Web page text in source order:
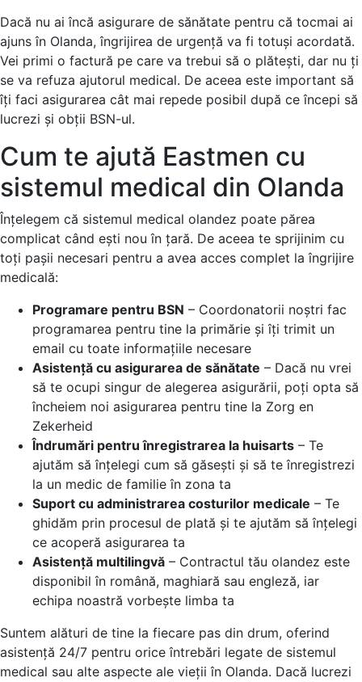
Dacă nu ai încă asigurare de sănătate pentru că tocmai ai
ajuns în Olanda, îngrijirea de urgență va fi totuși acordată.
Vei primi o factură pe care va trebui să o plătești, dar nu ți
se va refuza ajutorul medical. De aceea este important să
îți faci asigurarea cât mai repede posibil după ce începi să
lucrezi și obții BSN-ul.
Cum te ajută Eastmen cu
sistemul medical din Olanda
Înțelegem că sistemul medical olandez poate părea
complicat când ești nou în țară. De aceea te sprijinim cu
toți pașii necesari pentru a avea acces complet la îngrijire
medicală:
Programare pentru BSN – Coordonatorii noștri fac
programarea pentru tine la primărie și îți trimit un
email cu toate informațiile necesare
Asistență cu asigurarea de sănătate – Dacă nu vrei
să te ocupi singur de alegerea asigurării, poți opta să
încheiem noi asigurarea pentru tine la Zorg en
Zekerheid
Îndrumări pentru înregistrarea la huisarts – Te
ajutăm să înțelegi cum să găsești și să te înregistrezi
la un medic de familie în zona ta
Suport cu administrarea costurilor medicale – Te
ghidăm prin procesul de plată și te ajutăm să înțelegi
ce acoperă asigurarea ta
Asistență multilingvă – Contractul tău olandez este
disponibil în română, maghiară sau engleză, iar
echipa noastră vorbește limba ta
Suntem alături de tine la fiecare pas din drum, oferind
asistență 24/7 pentru orice întrebări legate de sistemul
medical sau alte aspecte ale vieții în Olanda. Dacă lucrezi